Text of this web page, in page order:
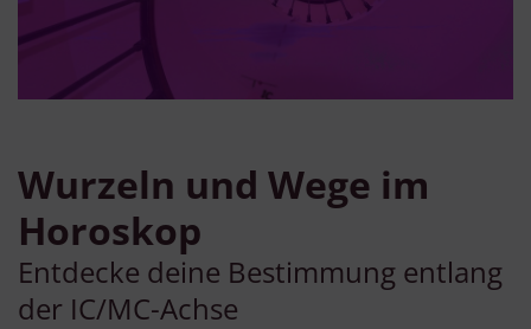
Wurzeln und Wege im
Horoskop
Entdecke deine Bestimmung entlang
der IC/MC-Achse